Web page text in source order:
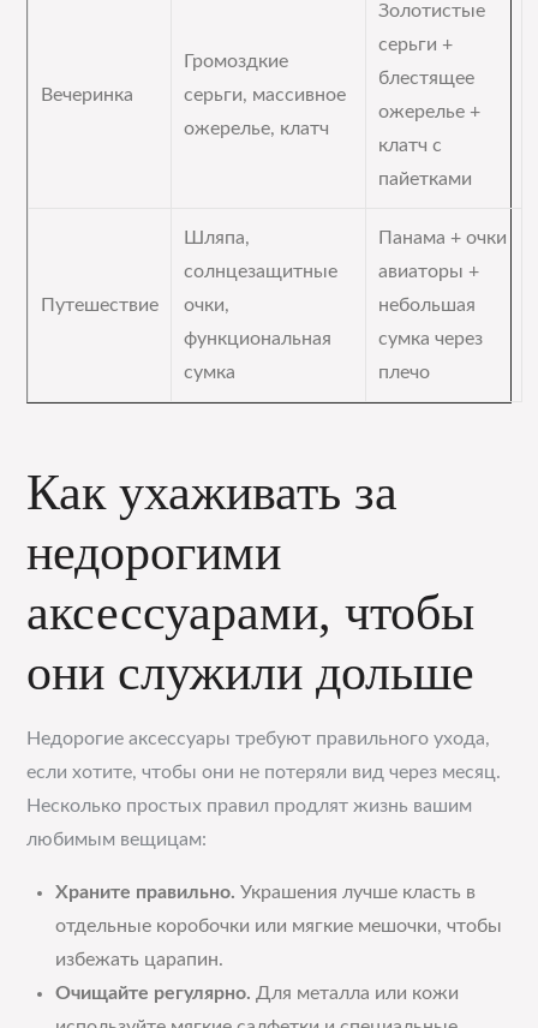
Вечеринка
Громоздкие
серьги, массивное
ожерелье, клатч
Золотистые
серьги +
блестящее
ожерелье +
клатч с
пайетками
Путешествие
Шляпа,
солнцезащитные
очки,
функциональная
сумка
Панама + очки
авиаторы +
небольшая
сумка через
плечо
Как ухаживать за
недорогими
аксессуарами, чтобы
они служили дольше
Недорогие аксессуары требуют правильного ухода,
если хотите, чтобы они не потеряли вид через месяц.
Несколько простых правил продлят жизнь вашим
любимым вещицам:
Храните правильно. Украшения лучше класть в
отдельные коробочки или мягкие мешочки, чтобы
избежать царапин.
Очищайте регулярно. Для металла или кожи